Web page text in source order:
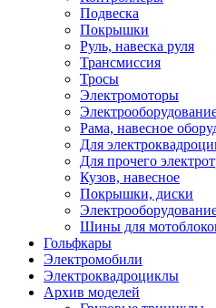
Подвеска
Покрышки
Руль, навеска руля
Трансмиссия
Тросы
Электромоторы
Рама, навесное
Для
Для прочего
Кузов, навесное
Покрышки, диски
Шины для
Гольфкары
Электромобили
Электроквадроциклы
Архив моделей